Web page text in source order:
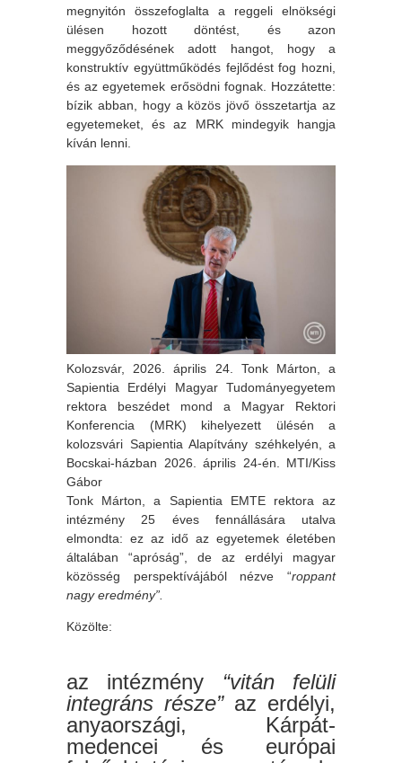
megnyitón összefoglalta a reggeli elnökségi
ülésen hozott döntést, és azon
meggyőződésének adott hangot, hogy a
konstruktív együttműködés fejlődést fog hozni,
és az egyetemek erősödni fognak. Hozzátette:
bízik abban, hogy a közös jövő összetartja az
egyetemeket, és az MRK mindegyik hangja
kíván lenni.
Kolozsvár, 2026. április 24. Tonk Márton, a
Sapientia Erdélyi Magyar Tudományegyetem
rektora beszédet mond a Magyar Rektori
Konferencia (MRK) kihelyezett ülésén a
kolozsvári Sapientia Alapítvány széhkelyén, a
Bocskai-házban 2026. április 24-én. MTI/Kiss
Gábor
Tonk Márton, a Sapientia EMTE rektora az
intézmény 25 éves fennállására utalva
elmondta: ez az idő az egyetemek életében
általában “apróság”, de az erdélyi magyar
közösség perspektívájából nézve “roppant
nagy eredmény”.
Közölte:
az intézmény “vitán felüli
integráns része”az erdélyi,
anyaországi, Kárpát-
medencei és európai